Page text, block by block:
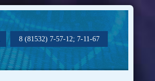
8 (81532) 7-57-12; 7-11-67